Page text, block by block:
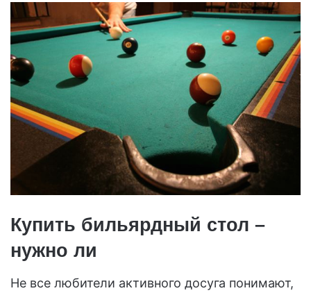
Купить бильярдный стол –
нужно ли
Не все любители активного досуга понимают,